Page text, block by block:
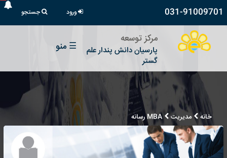
031-91009701 ورود جستجو
مرکز توسعه
پارسیان دانش پندار علم
گستر
☰ منو
خانه مدیریت MBA رسانه